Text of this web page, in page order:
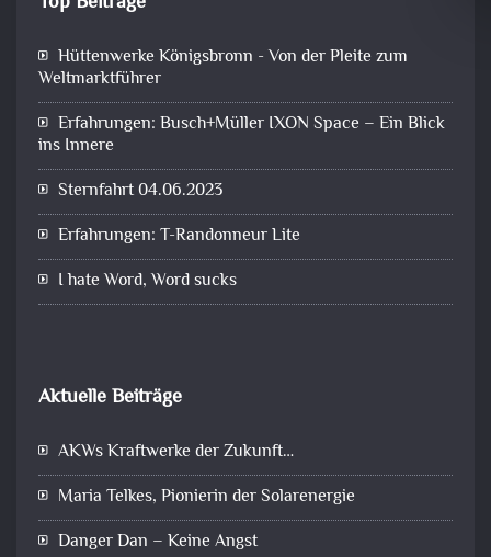
Hüttenwerke Königsbronn - Von der Pleite zum
Weltmarktführer
Erfahrungen: Busch+Müller IXON Space – Ein Blick
ins Innere
Sternfahrt 04.06.2023
Erfahrungen: T-Randonneur Lite
I hate Word, Word sucks
Aktuelle Beiträge
AKWs Kraftwerke der Zukunft…
Maria Telkes, Pionierin der Solarenergie
Danger Dan – Keine Angst